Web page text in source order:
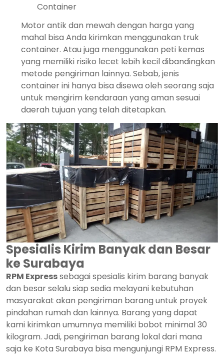
Container
Motor antik dan mewah dengan harga yang
mahal bisa Anda kirimkan menggunakan truk
container. Atau juga menggunakan peti kemas
yang memiliki risiko lecet lebih kecil dibandingkan
metode pengiriman lainnya. Sebab, jenis
container ini hanya bisa disewa oleh seorang saja
untuk mengirim kendaraan yang aman sesuai
daerah tujuan yang telah ditetapkan.
Spesialis Kirim Banyak dan Besar
ke Surabaya
RPM Expresssebagai spesialis kirim barang banyak
dan besar selalu siap sedia melayani kebutuhan
masyarakat akan pengiriman barang untuk proyek
pindahan rumah dan lainnya. Barang yang dapat
kami kirimkan umumnya memiliki bobot minimal 30
kilogram. Jadi, pengiriman barang lokal dari mana
saja ke Kota Surabaya bisa mengunjungi RPM Express.